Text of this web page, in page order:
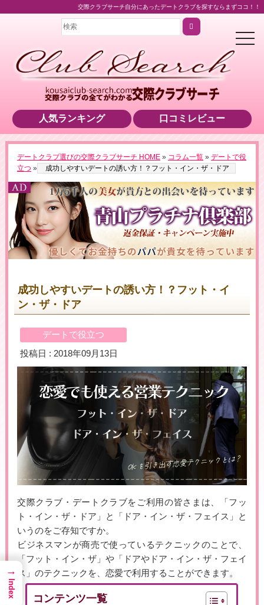
交際クラブサーチ自分にあったデートクラブを探すならまずココ！！
t
o
i
a
t
i
n
人気ランキング 口コミレビュー
デートクラブ選びの交際クラブサーチ HOME » コラム一覧 » デートで役
立つ » 成功しやすいデートの誘い方！？フット・イン・ザ・ドア
＼業界最高水準の美女をご紹介！／
▶男性用公式HPへのリンクです
＼初めての登録で最大５万円プレゼント！／
成功しやすいデートの誘い方！？フット・イ
ン・ザ・ドア
デートで役立つ
投稿日 : 2018年09月13日
交際クラブ・デートクラブをご利用の皆さまは、「フッ
ト・イン・ザ・ドア」と「ドア・イン・ザ・フェイス」と
いうのをご存知ですか。
ビジネスマンが商売で使っているテクニックのことで、
「フット・イン・ザ」や「ドアやドア・イン・ザ・フェイ
ス」のテクニックを、恋愛で利用することができます。
コンテンツ一覧
→
Index